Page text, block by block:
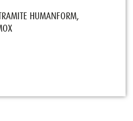
HUMANFORM,